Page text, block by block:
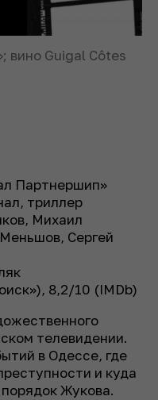
вино Guigal Côtes
Партнершип»
триллер
Михаил
Сергей
8,2/10 (IMDb)
телевидении.
в Одессе, где
и куда
Жукова.